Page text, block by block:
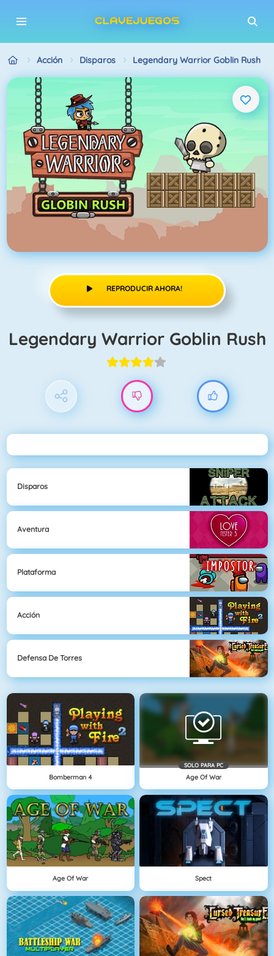
Acción Disparos Legendary Warrior Goblin Rush
REPRODUCIR AHORA!
Legendary Warrior Goblin Rush
Disparos
Aventura
Plataforma
Acción
Defensa De Torres
Bomberman 4
SOLO PARA PC
Age Of War
Age Of War Spect